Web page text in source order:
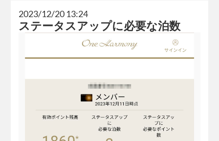
2023/12/20 13:24
ステータスアップに必要な泊数